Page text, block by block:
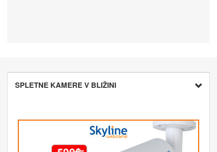
SPLETNE KAMERE V BLIŽINI